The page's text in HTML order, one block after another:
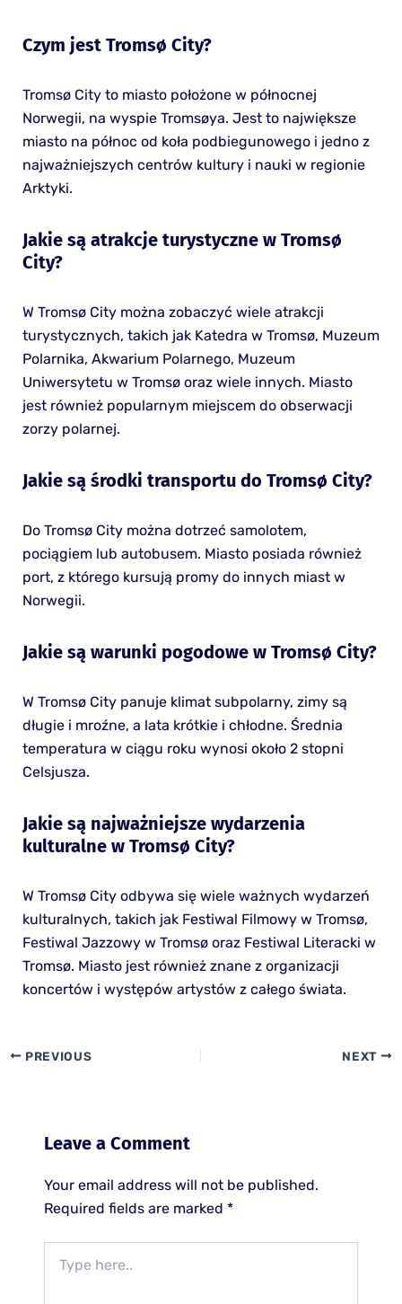
Czym jest Tromsø City?
Tromsø City to miasto położone w północnej
Norwegii, na wyspie Tromsøya. Jest to największe
miasto na północ od koła podbiegunowego i jedno z
najważniejszych centrów kultury i nauki w regionie
Arktyki.
Jakie są atrakcje turystyczne w Tromsø
City?
W Tromsø City można zobaczyć wiele atrakcji
turystycznych, takich jak Katedra w Tromsø, Muzeum
Polarnika, Akwarium Polarnego, Muzeum
Uniwersytetu w Tromsø oraz wiele innych. Miasto
jest również popularnym miejscem do obserwacji
zorzy polarnej.
Jakie są środki transportu do Tromsø City?
Do Tromsø City można dotrzeć samolotem,
pociągiem lub autobusem. Miasto posiada również
port, z którego kursują promy do innych miast w
Norwegii.
Jakie są warunki pogodowe w Tromsø City?
W Tromsø City panuje klimat subpolarny, zimy są
długie i mroźne, a lata krótkie i chłodne. Średnia
temperatura w ciągu roku wynosi około 2 stopni
Celsjusza.
Jakie są najważniejsze wydarzenia
kulturalne w Tromsø City?
W Tromsø City odbywa się wiele ważnych wydarzeń
kulturalnych, takich jak Festiwal Filmowy w Tromsø,
Festiwal Jazzowy w Tromsø oraz Festiwal Literacki w
Tromsø. Miasto jest również znane z organizacji
koncertów i występów artystów z całego świata.
PREVIOUS NEXT
Leave a Comment
Your email address will not be published.
Required fields are marked *
here..